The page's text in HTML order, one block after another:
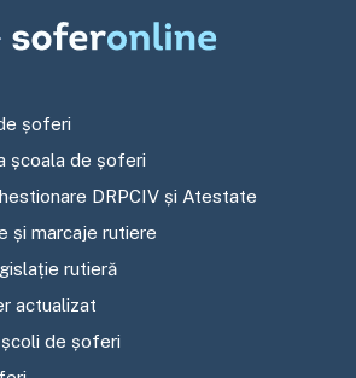
șoferi
școala de șoferi
DRPCIV și Atestate
și marcaje rutiere
rutieră
actualizat
de șoferi